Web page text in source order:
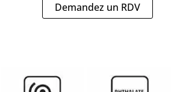
Demandez un RDV